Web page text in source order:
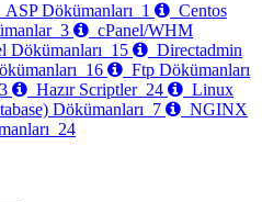
ASP Dökümanları 1
Centos
3
cPanel/WHM
Dökümanları 15
Directadmin
16
Ftp Dökümanları
Hazır Scriptler 24
Linux
Dökümanları 7
NGINX
24